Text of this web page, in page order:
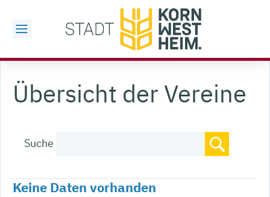
Übersicht der Vereine
Suche
Keine Daten vorhanden